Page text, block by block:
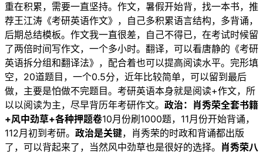
重在积累，需要一直坚持。作文，暑假开始背，找一本书，推
荐王江涛《考研英语作文》，自己多积累语言结构，多背诵，
后期总结模板。作文我一直很差，自己不得已，在考试时候留
了两倍时间写作文，一个多小时。翻译，可以看唐静的《考研
英语拆分组和翻译法》，配合着也可以提高阅读水平。完形填
空，20道题目，一个0.5分，近年比较简单，可以留到最后
做，主要是怕做不完题目。考研英语本身就是阅读+作文，所
以以阅读为主，尽早背历年考研作文。 政治： 肖秀荣全套书籍
+风中劲草+各种押题卷10月份刷1000题，11月份开始背诵，
112月初到考研。 政治是关键，肖秀荣的时政和背诵都出版
了，可以背起来了，当然风中劲草也是很好的选择。 肖秀荣八